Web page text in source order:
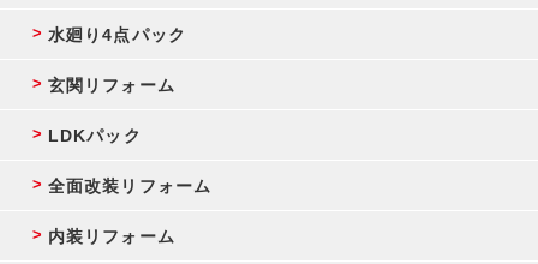
水廻り4点パック
玄関リフォーム
LDKパック
全面改装リフォーム
内装リフォーム